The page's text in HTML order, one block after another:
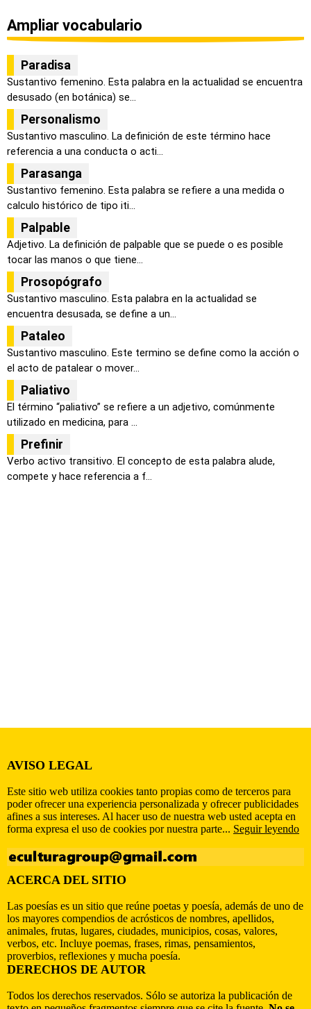
Ampliar vocabulario
Paradisa
Sustantivo femenino. Esta palabra en la actualidad se encuentra
desusado (en botánica) se...
Personalismo
Sustantivo masculino. La definición de este término hace
referencia a una conducta o acti...
Parasanga
Sustantivo femenino. Esta palabra se refiere a una medida o
calculo histórico de tipo iti...
Palpable
Adjetivo. La definición de palpable que se puede o es posible
tocar las manos o que tiene...
Prosopógrafo
Sustantivo masculino. Esta palabra en la actualidad se
encuentra desusada, se define a un...
Pataleo
Sustantivo masculino. Este termino se define como la acción o
el acto de patalear o mover...
Paliativo
El término “paliativo” se refiere a un adjetivo, comúnmente
utilizado en medicina, para ...
Prefinir
Verbo activo transitivo. El concepto de esta palabra alude,
compete y hace referencia a f...
AVISO LEGAL
Este sitio web utiliza cookies tanto propias como de terceros para
poder ofrecer una experiencia personalizada y ofrecer publicidades
afines a sus intereses. Al hacer uso de nuestra web usted acepta en
forma expresa el uso de cookies por nuestra parte... Seguir leyendo
ACERCA DEL SITIO
Las poesías es un sitio que reúne poetas y poesía, además de uno de
los mayores compendios de acrósticos de nombres, apellidos,
animales, frutas, lugares, ciudades, municipios, cosas, valores,
verbos, etc. Incluye poemas, frases, rimas, pensamientos,
proverbios, reflexiones y mucha poesía.
DERECHOS DE AUTOR
Todos los derechos reservados. Sólo se autoriza la publicación de